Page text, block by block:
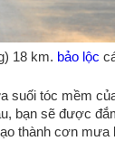
18 km. bảo lộc
suối tóc mềm
bạn sẽ được
thành cơn